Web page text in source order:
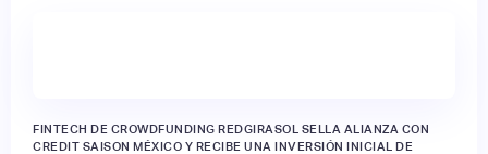
FINTECH DE CROWDFUNDING REDGIRASOL SELLA ALIANZA CON
CREDIT SAISON MÉXICO Y RECIBE UNA INVERSIÓN INICIAL DE